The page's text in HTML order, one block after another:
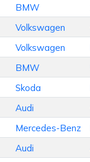
BMW
Volkswagen
Volkswagen
BMW
Skoda
Audi
Mercedes-Benz
Audi